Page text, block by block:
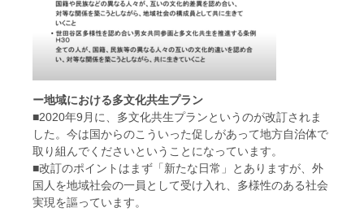
ー地域における多文化共生プラン
■2020年9月に、多文化共生プランというのが改訂されま
した。今は国からのこういった促しがあって地方自治体で
取り組んでくださいということになっています。
■改訂のポイントはまず「新たな日常」とありますが、外
国人を地域社会の一員として受け入れ、多様性のある社会
実現を謳っています。